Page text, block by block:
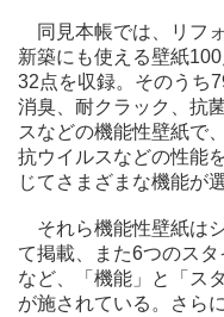
同見本帳では、リフ
新築にも使える壁紙
32点を収録。そのうち
消臭、耐クラック、抗
スなどの機能性壁紙で
抗ウイルスなどの性能
じてさまざまな機能が
それら機能性壁紙は
て掲載、また6つのス
など、「機能」と「ス
が施されている。さら